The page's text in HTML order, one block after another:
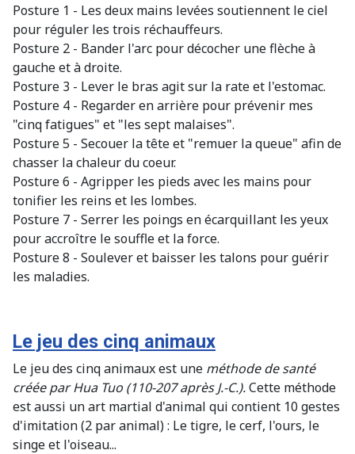
Posture 1 - Les deux mains levées soutiennent le ciel
pour réguler les trois réchauffeurs.
Posture 2 - Bander l'arc pour décocher une flèche à
gauche et à droite.
Posture 3 - Lever le bras agit sur la rate et l'estomac.
Posture 4 - Regarder en arrière pour prévenir mes
"cinq fatigues" et "les sept malaises".
Posture 5 - Secouer la tête et "remuer la queue" afin de
chasser la chaleur du coeur.
Posture 6 - Agripper les pieds avec les mains pour
tonifier les reins et les lombes.
Posture 7 - Serrer les poings en écarquillant les yeux
pour accroître le souffle et la force.
Posture 8 - Soulever et baisser les talons pour guérir
les maladies.
Le jeu des cinq animaux
Le jeu des cinq animaux est une méthode de santé
créée par Hua Tuo (110-207 après J.-C.).Cette méthode
est aussi un art martial d'animal qui contient 10 gestes
d'imitation (2 par animal) : Le tigre, le cerf, l'ours, le
singe et l'oiseau...